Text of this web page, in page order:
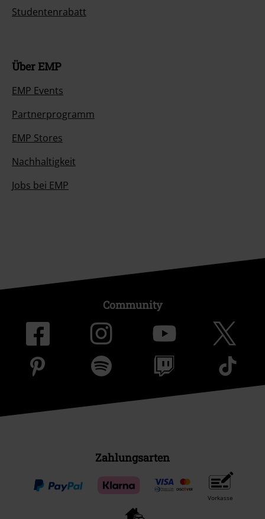
Studentenrabatt
Über EMP
EMP Events
Partnerprogramm
EMP Stores
Nachhaltigkeit
Jobs bei EMP
Community
Zahlungsarten
Vorkasse